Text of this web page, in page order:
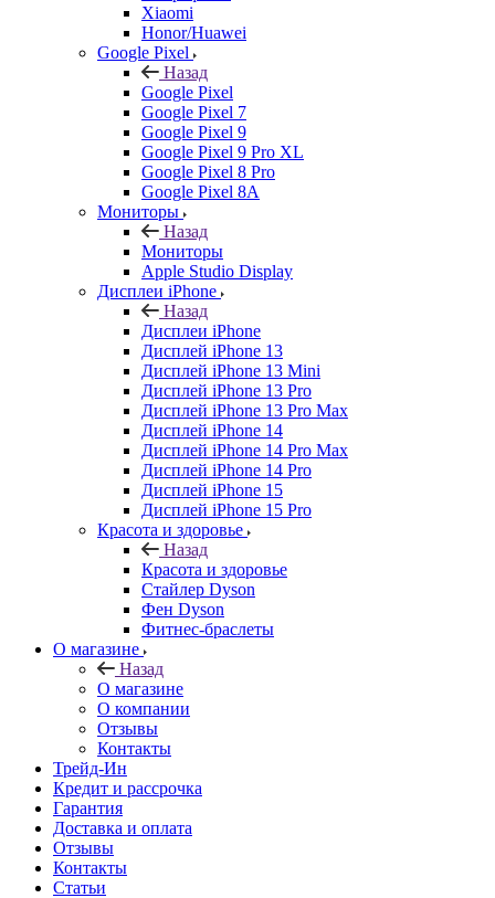
Xiaomi
Honor/Huawei
Google Pixel
Назад
Google Pixel
Google Pixel 7
Google Pixel 9
Google Pixel 9 Pro XL
Google Pixel 8 Pro
Google Pixel 8A
Мониторы
Назад
Мониторы
Apple Studio Display
Дисплеи iPhone
Назад
Дисплеи iPhone
Дисплей iPhone 13
Дисплей iPhone 13 Mini
Дисплей iPhone 13 Pro
Дисплей iPhone 13 Pro Max
Дисплей iPhone 14
Дисплей iPhone 14 Pro Max
Дисплей iPhone 14 Pro
Дисплей iPhone 15
Дисплей iPhone 15 Pro
Красота и здоровье
Назад
Красота и здоровье
Стайлер Dyson
Фен Dyson
Фитнес-браслеты
О магазине
Назад
О магазине
О компании
Отзывы
Контакты
Трейд-Ин
Кредит и рассрочка
Гарантия
Доставка и оплата
Отзывы
Контакты
Статьи